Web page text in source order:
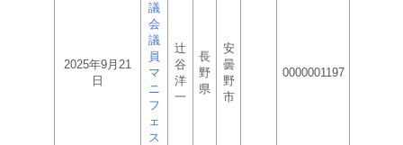
2025年9月21
日
議
会
議
員
マ
ニ
フ
ェ
ス
辻
谷
洋
一
長
野
県
安
曇
野
市
0000001197